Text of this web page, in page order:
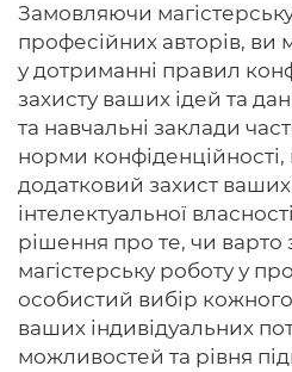
Замовляючи
професійних авторів, ви
у дотриманні правил
захисту ваших ідей та
та навчальні заклади
норми
додатковий захист
інтелектуальної
рішення про те, чи варто
магістерську роботу у
особистий вибір
ваших індивідуальних
можливостей та рівня